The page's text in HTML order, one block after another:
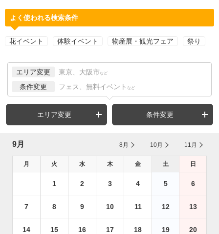
よく使われる検索条件
花イベント 体験イベント 物産展・観光フェア 祭り
エリア変更 東京、大阪市 など
条件変更 フェス、無料イベント など
エリア変更 条件変更
9月 8月 10月 11月
月 火 水 木 金 土 日
1 2 3 4 5 6
7 8 9 10 11 12 13
14 15 16 17 18 19 20